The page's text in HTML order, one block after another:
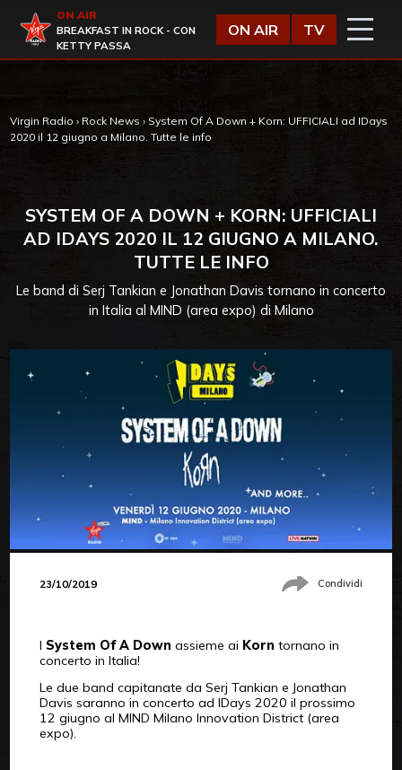
Virgin Radio
ON AIR
BREAKFAST IN ROCK - CON
KETTY PASSA
ON AIR TV
Virgin Radio › Rock News › System Of A Down + Korn: UFFICIALI ad IDays
2020 il 12 giugno a Milano. Tutte le info
SYSTEM OF A DOWN + KORN: UFFICIALI
AD IDAYS 2020 IL 12 GIUGNO A MILANO.
TUTTE LE INFO
Le band di Serj Tankian e Jonathan Davis tornano in concerto
in Italia al MIND (area expo) di Milano
23/10/2019 Condividi
I System Of A Down assieme ai Korn tornano in
concerto in Italia!
Le due band capitanate da Serj Tankian e Jonathan
Davis saranno in concerto ad IDays 2020 il prossimo
12 giugno al MIND Milano Innovation District (area
expo).